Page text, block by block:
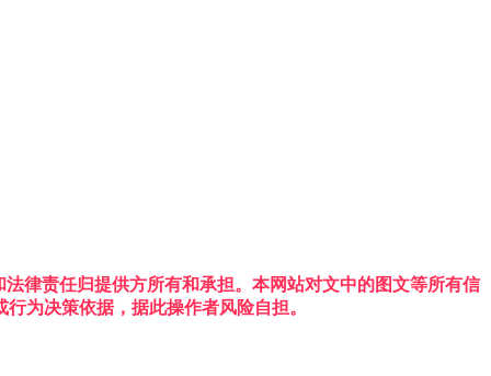
律责任归提供方所有和承担。本网站对文中的图文等所有信
为决策依据，据此操作者风险自担。